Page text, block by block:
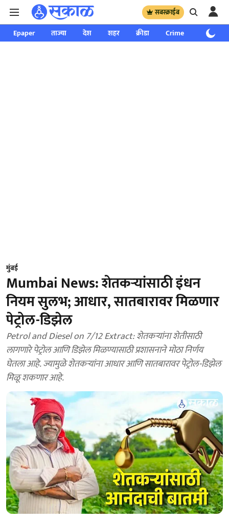
सबस्क्राईब
Epaper ताज्या देश शहर क्रीडा Crime साप्ताहिक
मुंबई
Mumbai News: शेतकऱ्यांसाठी इंधन
नियम सुलभ; आधार, सातबारावर मिळणार
पेट्रोल-डिझेल
Petrol and Diesel on 7/12 Extract: शेतकऱ्यांना शेतीसाठी
लागणारे पेट्रोल आणि डिझेल मिळण्यासाठी प्रशासनाने मोठा निर्णय
घेतला आहे. ज्यामुळे शेतकऱ्यांना आधार आणि सातबारावर पेट्रोल-डिझेल
मिळू शकणार आहे.